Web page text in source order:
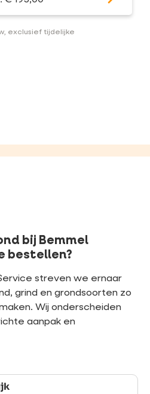
exclusief tijdelijke
bij Bemmel
bestellen?
streven we ernaar
grind en grondsoorten zo
Wij onderscheiden
aanpak en